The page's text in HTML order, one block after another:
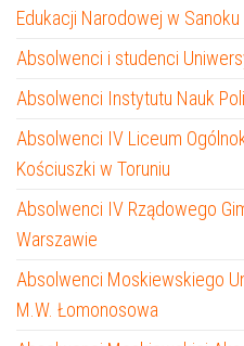
Edukacji Narodowej w Sanoku
Absolwenci i studenci
Absolwenci Instytutu Nauk
Absolwenci IV Liceum
Kościuszki w Toruniu
Absolwenci IV Rządowego
Warszawie
Absolwenci Moskiewskiego
M.W. Łomonosowa